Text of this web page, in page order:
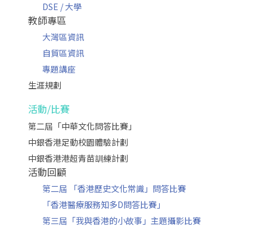
DSE / 大學
教師專區
大灣區資訊
自貿區資訊
專題講座
生涯規劃
活動/比賽
第二屆「中華文化問答比賽」
中銀香港足動校園體驗計劃
中銀香港港超青苗訓練計劃
活動回顧
第二屆 「香港歷史文化常識」問答比賽
「香港醫療服務知多D問答比賽」
第三屆「我與香港的小故事」主題攝影比賽